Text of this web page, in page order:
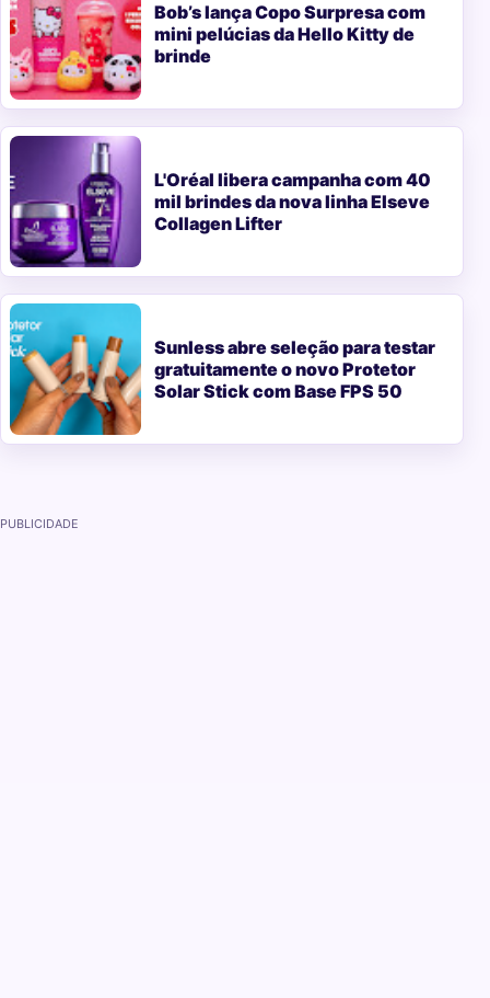
Bob’s lança Copo Surpresa com
mini pelúcias da Hello Kitty de
brinde
L'Oréal libera campanha com 40
mil brindes da nova linha Elseve
Collagen Lifter
Sunless abre seleção para testar
gratuitamente o novo Protetor
Solar Stick com Base FPS 50
PUBLICIDADE